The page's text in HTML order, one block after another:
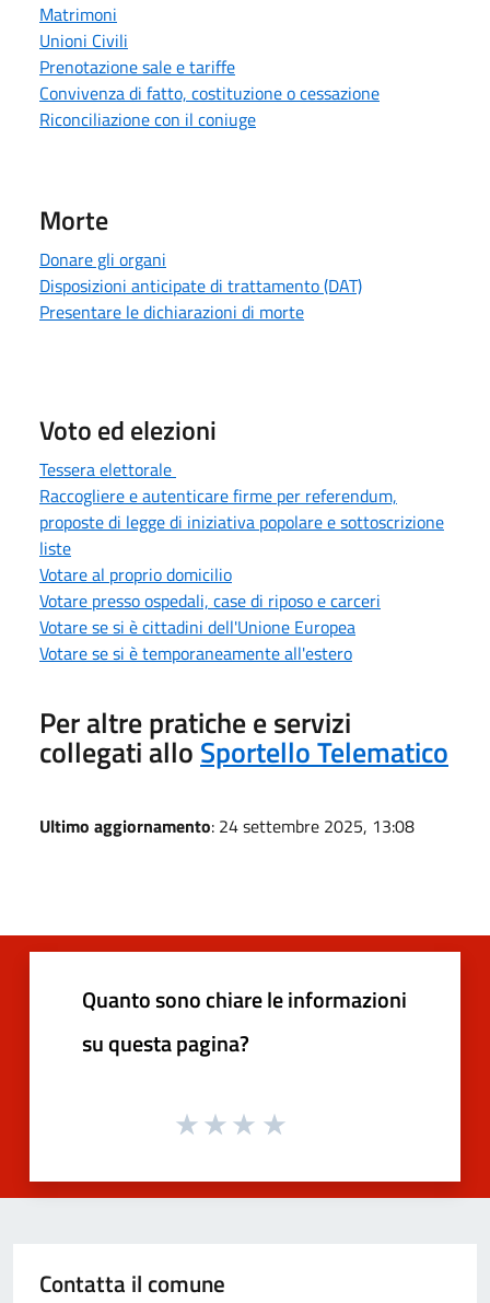
Matrimoni
Unioni Civili
Prenotazione sale e tariffe
Convivenza di fatto, costituzione o cessazione
Riconciliazione con il coniuge
Morte
Donare gli organi
Disposizioni anticipate di trattamento (DAT)
Presentare le dichiarazioni di morte
Voto ed elezioni
Tessera elettorale
Raccogliere e autenticare firme per referendum,
proposte di legge di iniziativa popolare e sottoscrizione
liste
Votare al proprio domicilio
Votare presso ospedali, case di riposo e carceri
Votare se si è cittadini dell'Unione Europea
Votare se si è temporaneamente all'estero
Per altre pratiche e servizi
collegati allo Sportello Telematico
Ultimo aggiornamento: 24 settembre 2025, 13:08
Quanto sono chiare le informazioni
su questa pagina?
Contatta il comune